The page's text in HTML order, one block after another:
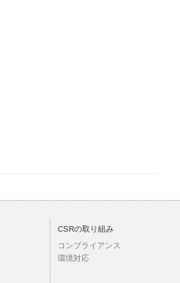
CSRの取り組み
コンプライアンス
環境対応